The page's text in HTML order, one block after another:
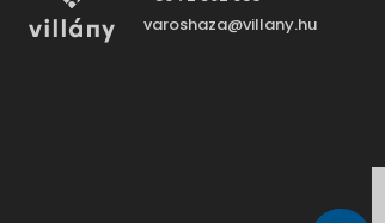
varoshaza@villany.hu